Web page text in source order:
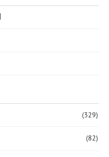
(329)
(82)